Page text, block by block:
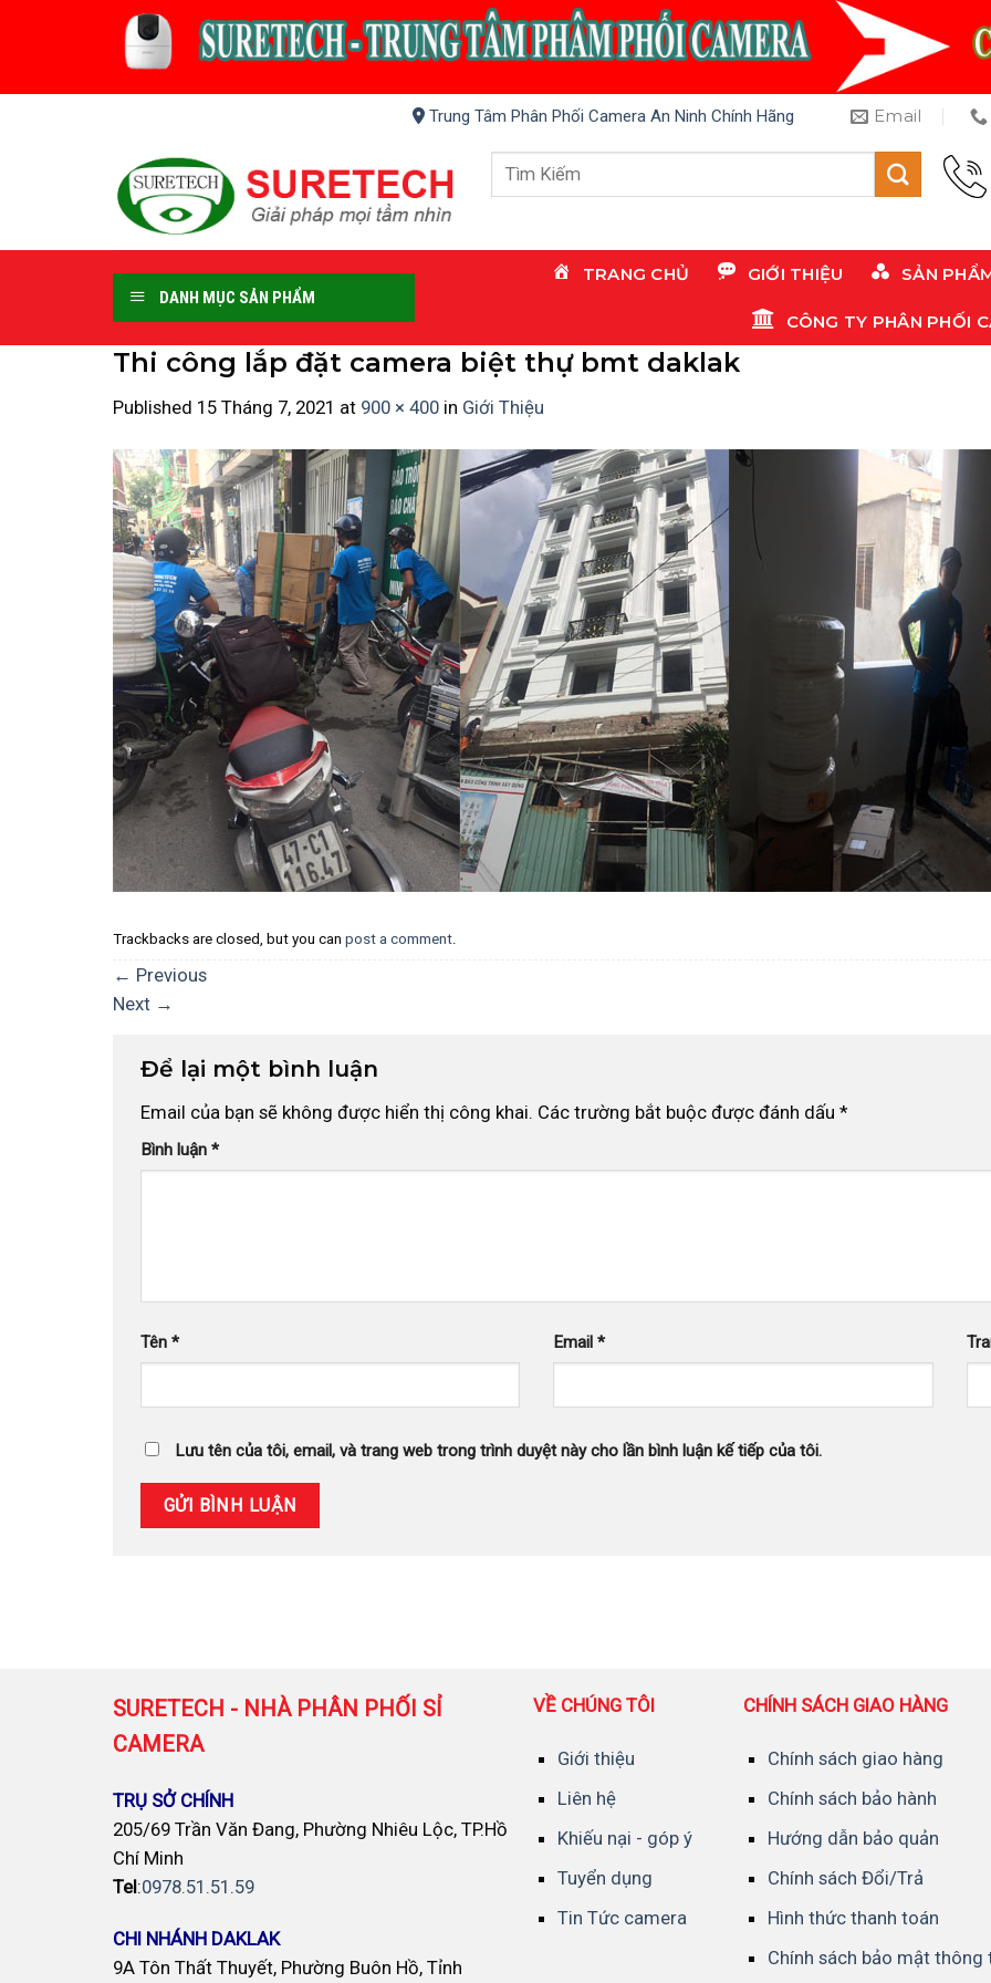
Trung Tâm Phân Phối Camera An Ninh Chính Hãng Email
Tìm
DANH MỤC SẢN PHẨM
TRANG CHỦ GIỚI THIỆU SẢN
CÔNG TY PHÂN PHỐI
Thi công lắp đặt camera biệt thự bmt daklak
Published 15 Tháng 7, 2021 at 900 × 400 in Giới Thiệu
Trackbacks are closed, but you can post a comment.
← Previous
Next →
Để lại một bình luận
Email của bạn sẽ không được hiển thị công khai. Các trường bắt buộc được đánh dấu *
Bình luận *
Tên * Email*
Lưu tên của tôi, email, và trang web trong trình duyệt này cho lần bình luận kế tiếp của tôi.
SURETECH - NHÀ PHÂN PHỐI SỈ
CAMERA
TRỤ SỞ CHÍNH
205/69 Trần Văn Đang, Phường Nhiêu Lộc, TP.Hồ
Chí Minh
Tel:0978.51.51.59
CHI NHÁNH DAKLAK
9A Tôn Thất Thuyết, Phường Buôn Hồ, Tỉnh
VỀ CHÚNG TÔI
Giới thiệu
Liên hệ
Khiếu nại - góp ý
Tuyển dụng
Tin Tức camera
CHÍNH SÁCH GIAO HÀNG
Chính sách giao hàng
Chính sách bảo hành
Hướng dẫn bảo quản
Chính sách Đổi/Trả
Hình thức thanh toán
Chính sách bảo mật thông